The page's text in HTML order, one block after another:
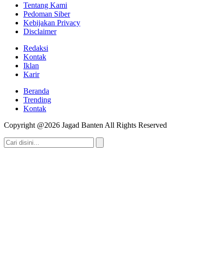
Tentang Kami
Pedoman Siber
Kebijakan Privacy
Disclaimer
Redaksi
Kontak
Iklan
Karir
Beranda
Trending
Kontak
Copyright @2026 Jagad Banten All Rights Reserved